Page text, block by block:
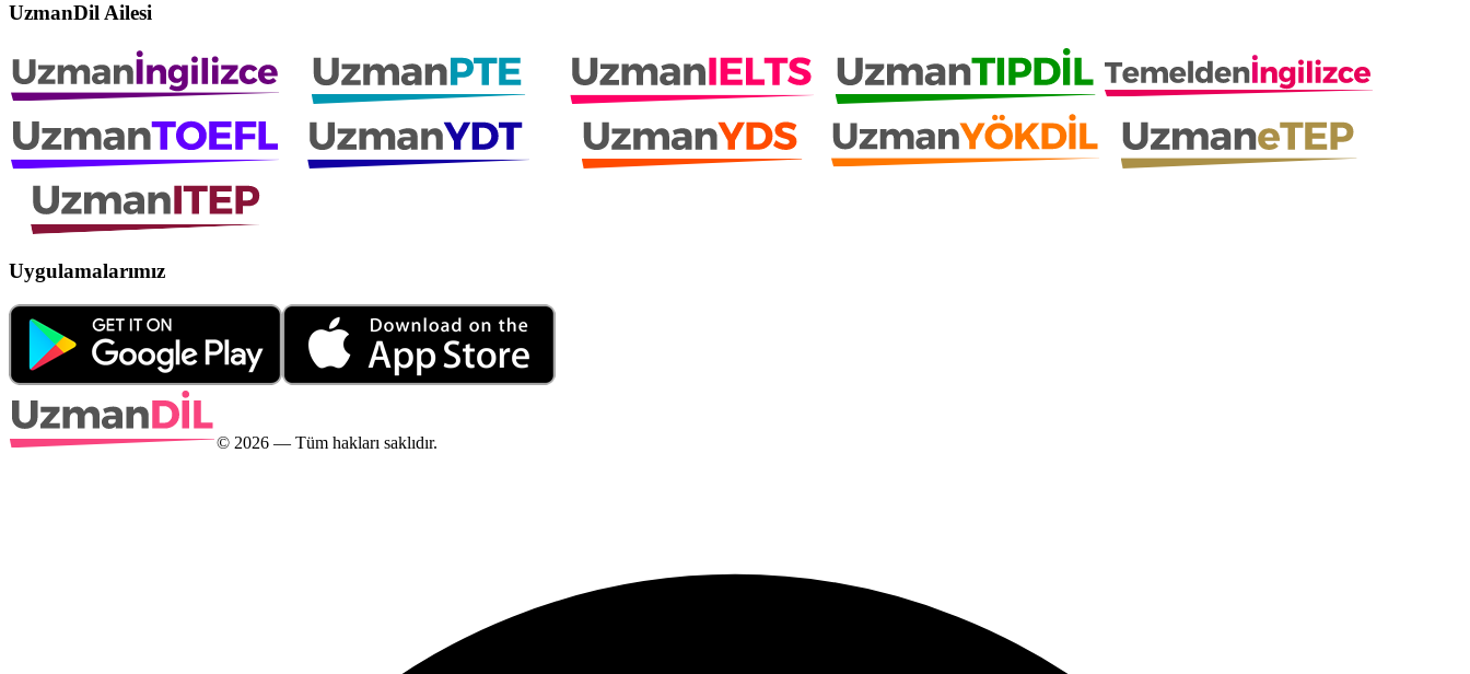
UzmanDil Ailesi
Uygulamalarımız
© 2026 — Tüm hakları saklıdır.